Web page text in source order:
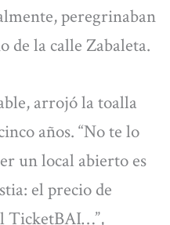
peregrinaban
de la calle Zabaleta.
arrojó la toalla
años. “No te lo
un local abierto es
el precio de
TicketBAI…”,